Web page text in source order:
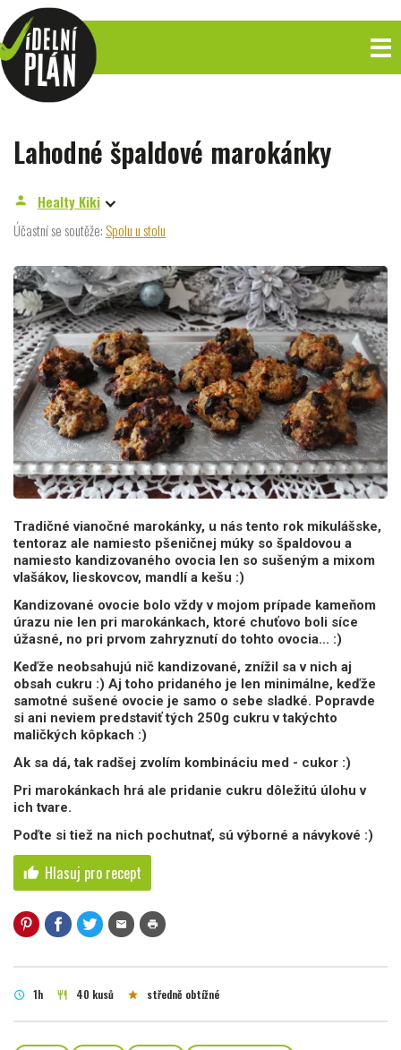
Lahodné špaldové marokánky
person
Healty Kiki
Účastní se soutěže:Spolu u stolu
Tradičné vianočné marokánky, u nás tento rok mikulášske,
tentoraz ale namiesto pšeničnej múky so špaldovou a
namiesto kandizovaného ovocia len so sušeným a mixom
vlašákov, lieskovcov, mandlí a kešu :)
Kandizované ovocie bolo vždy v mojom prípade kameňom
úrazu nie len pri marokánkach, ktoré chuťovo boli síce
úžasné, no pri prvom zahryznutí do tohto ovocia... :)
Keďže neobsahujú nič kandizované, znížil sa v nich aj
obsah cukru :) Aj toho pridaného je len minimálne, keďže
samotné sušené ovocie je samo o sebe sladké. Popravde
si ani neviem predstaviť tých 250g cukru v takýchto
maličkých kôpkach :)
Ak sa dá, tak radšej zvolím kombináciu med - cukor :)
Pri marokánkach hrá ale pridanie cukru dôležitú úlohu v
ich tvare.
Poďte si tiež na nich pochutnať, sú výborné a návykové :)
thumb_up Hlasuj pro recept
mail print
schedule 1h restaurant 40 kusů star středně obtížné